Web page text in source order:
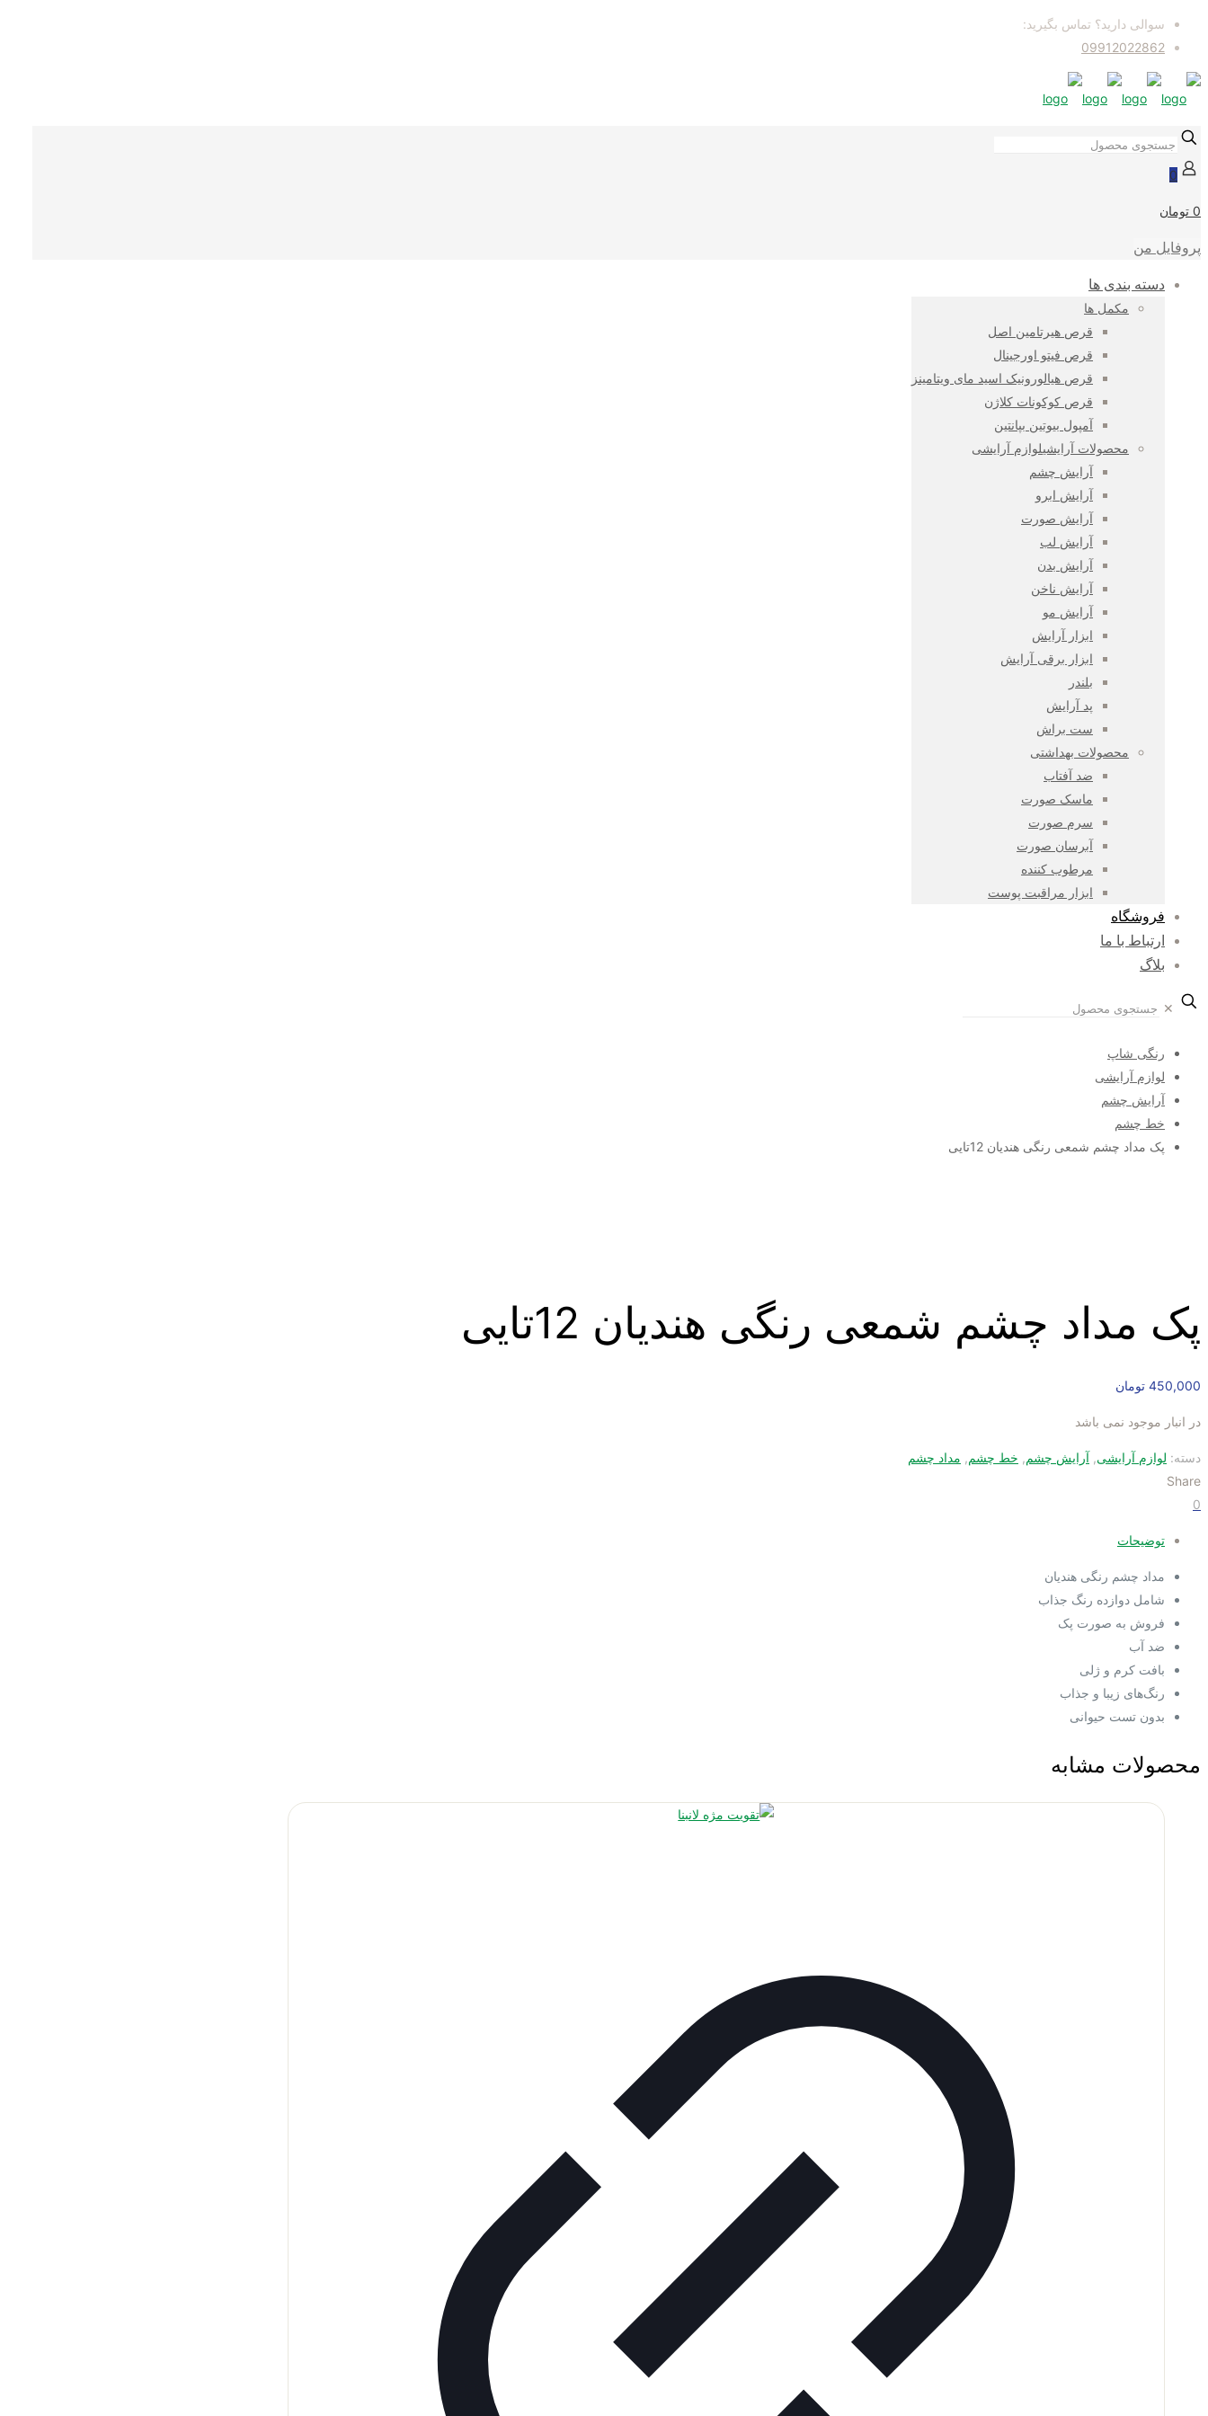
سوالی دارید؟ تماس بگیرید:
09912022862
0
0 تومان
پروفایل من
دسته بندی ها
مکمل ها
قرص هیرتامین اصل
قرص فیتو اورجینال
قرص هیالورونیک اسید مای ویتامینز
قرص کوکونات کلاژن
آمپول بیوتین بپانتین
محصولات آرایشیلوازم آرایشی
آرایش چشم
آرایش ابرو
آرایش صورت
آرایش لب
آرایش بدن
آرایش ناخن
آرایش مو
ابزار آرایش
ابزار برقی آرایش
بلندر
پد آرایش
ست براش
محصولات بهداشتی
ضد آفتاب
ماسک صورت
سرم صورت
آبرسان صورت
مرطوب کننده
ابزار مراقبت پوست
فروشگاه
ارتباط با ما
بلاگ
✕
رنگی شاپ
لوازم آرایشی
آرایش چشم
خط چشم
پک مداد چشم شمعی رنگی هندیان 12تایی
پک مداد چشم شمعی رنگی هندیان 12تایی
450,000 تومان
در انبار موجود نمی باشد
دسته: لوازم آرایشی, آرایش چشم, خط چشم, مداد چشم
Share
0
توضیحات
مداد چشم رنگی هندیان
شامل دوازده رنگ جذاب
فروش به صورت پک
ضد آب
بافت کرم و ژلی
رنگ‌های زیبا و جذاب
بدون تست حیوانی
محصولات مشابه